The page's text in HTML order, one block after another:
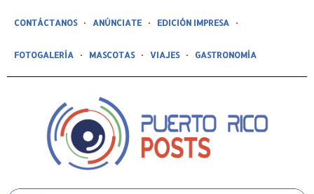
CONTÁCTANOS ANÚNCIATE EDICIÓN IMPRESA
FOTOGALERÍA MASCOTAS VIAJES GASTRONOMÍA